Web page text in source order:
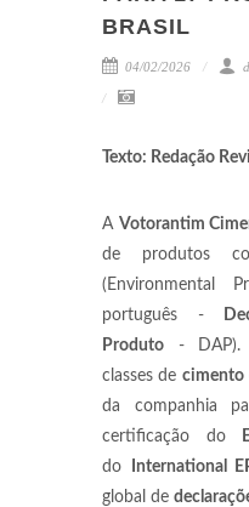
BRASIL
04/02/2026
Texto: Redação
A Votorantim
de produtos
(Environmental
português -
Produto - DAP).
classes de cimento
da companhia
certificação do
do
International
global de